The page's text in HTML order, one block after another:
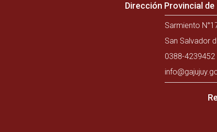
Dirección Provincial
Sarmiento
San Salvador
0388-